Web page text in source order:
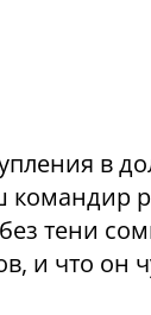
в
командир
тени
и что он